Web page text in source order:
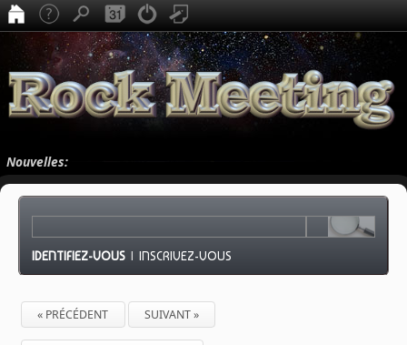
Nouvelles:
IDENTIFIEZ-VOUS |INSCRIVEZ-VOUS
« PRÉCÉDENT SUIVANT »